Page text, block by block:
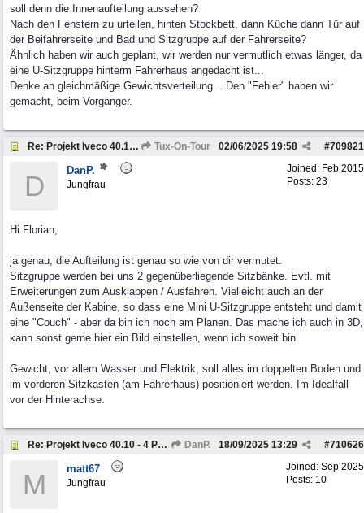
soll denn die Innenaufteilung aussehen?
Nach den Fenstern zu urteilen, hinten Stockbett, dann Küche dann Tür auf
der Beifahrerseite und Bad und Sitzgruppe auf der Fahrerseite?
Ähnlich haben wir auch geplant, wir werden nur vermutlich etwas länger, da
eine U-Sitzgruppe hinterm Fahrerhaus angedacht ist...
Denke an gleichmäßige Gewichtsverteilung... Den "Fehler" haben wir
gemacht, beim Vorgänger.
Re: Projekt Iveco 40.10 - 4 Personen Camper Tux-On-Tour #709821
02/06/2025 19:58
Joined: Feb 2015
Posts: 23
D DanP.
Jungfrau
Hi Florian,
ja genau, die Aufteilung ist genau so wie von dir vermutet.
Sitzgruppe werden bei uns 2 gegenüberliegende Sitzbänke. Evtl. mit
Erweiterungen zum Ausklappen / Ausfahren. Vielleicht auch an der
Außenseite der Kabine, so dass eine Mini U-Sitzgruppe entsteht und damit
eine "Couch" - aber da bin ich noch am Planen. Das mache ich auch in 3D,
kann sonst gerne hier ein Bild einstellen, wenn ich soweit bin.
Gewicht, vor allem Wasser und Elektrik, soll alles im doppelten Boden und
im vorderen Sitzkasten (am Fahrerhaus) positioniert werden. Im Idealfall
vor der Hinterachse.
Re: Projekt Iveco 40.10 - 4 Personen Camper DanP. #710626
18/09/2025 13:29
Joined: Sep 2025
Posts: 10
M matt67
Jungfrau